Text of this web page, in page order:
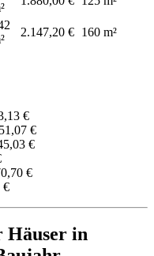
2.147,20 € 160 m²
€
€
€
€
€
Häuser in